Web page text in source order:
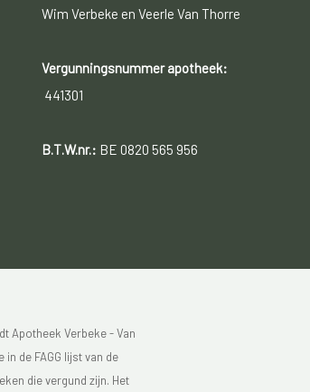
Wim Verbeke en Veerle Van Thorre
Vergunningsnummer apotheek:
441301
B.T.W.nr.: BE 0820 565 956
Apotheek Verbeke - Van
in de FAGG lijst van de
die vergund zijn. Het